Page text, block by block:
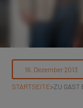
STARTSEITE>ZU GAST